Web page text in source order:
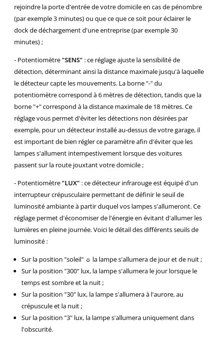
rejoindre la porte d'entrée de votre domicile en cas de pénombre
(par exemple 3 minutes) ou que ce que ce soit pour éclairer le
dock de déchargement d'une entreprise (par exemple 30
minutes) ;
- Potentiomètre"SENS" : ce réglage ajuste la sensibilité de
détection, déterminant ainsi la distance maximale jusqu'à laquelle
le détecteur capte les mouvements. La borne "-" du
potentiomètre correspond à 6 mètres de détection, tandis que la
borne "+" correspond à la distance maximale de 18 mètres. Ce
réglage vous permet d'éviter les détections non désirées par
exemple, pour un détecteur installé au-dessus de votre garage, il
est important de bien régler ce paramètre afin d'éviter que les
lampes s'allument intempestivement lorsque des voitures
passent sur la route jouxtant votre domicile ;
- Potentiomètre"LUX" : ce détecteur infrarouge est équipé d'un
interrupteur crépusculaire permettant de définir le seuil de
luminosité ambiante à partir duquel vos lampes s'allumeront. Ce
réglage permet d'économiser de l'énergie en évitant d'allumer les
lumières en pleine journée. Voici le détail des différents seuils de
luminosité :
Sur la position "soleil" ☼ la lampe s'allumera de jour et de nuit ;
Sur la position "300" lux, la lampe s'allumera le jour lorsque le
temps est sombre et la nuit ;
Sur la position "30" lux, la lampe s'allumera à l'aurore, au
crépuscule et la nuit ;
Sur la position "3" lux, la lampe s'allumera uniquement dans
l'obscurité.